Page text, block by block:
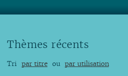
Thèmes récents
Tri par titre ou par utilisation